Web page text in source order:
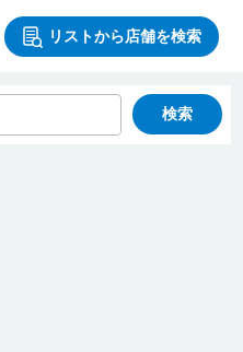
リストから店舗を検索
検索